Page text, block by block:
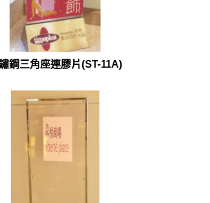
鋼三角座連膠片(ST-11A)